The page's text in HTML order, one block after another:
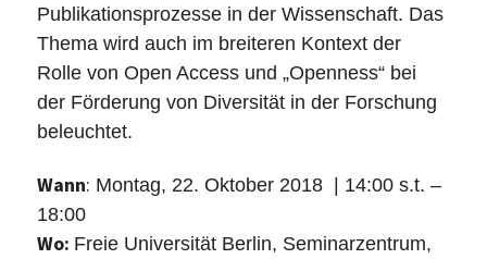
Publikationsprozesse in der Wissenschaft. Das
Thema wird auch im breiteren Kontext der
Rolle von Open Access und „Openness“ bei
der Förderung von Diversität in der Forschung
beleuchtet.
Wann: Montag, 22. Oktober 2018 | 14:00 s.t. –
18:00
Wo: Freie Universität Berlin, Seminarzentrum,